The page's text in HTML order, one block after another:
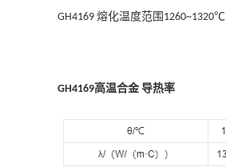
GH4169 熔化温度范围 1260~1320℃
GH4169高温合金 导热率